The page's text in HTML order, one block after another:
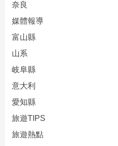
奈良
媒體報導
富山縣
山系
岐阜縣
意大利
愛知縣
旅遊TIPS
旅遊熱點